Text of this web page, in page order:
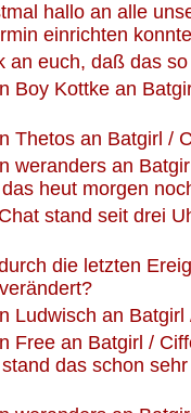
hallo an alle
einrichten
an euch, daß das
Boy Kottke an
Thetos an Batgirl /
weranders an
heut morgen
stand seit drei
die letzten
Ludwisch an
Free an Batgirl /
das schon